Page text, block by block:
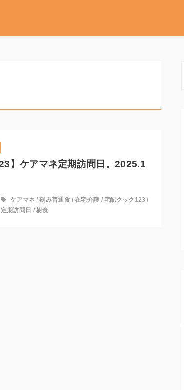
】ケアマネ定期訪問日。2025.1
ケアマネ /刻み普通食/ 在宅介護 /宅配クック123 /
定期訪問日 /朝食